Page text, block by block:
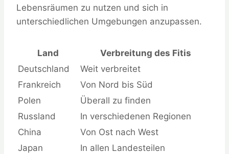
Lebensräumen zu nutzen und sich in
unterschiedlichen Umgebungen anzupassen.
Land
Verbreitung des Fitis
Deutschland
Weit verbreitet
Frankreich
Von Nord bis Süd
Polen
Überall zu finden
Russland
In verschiedenen Regionen
China
Von Ost nach West
Japan
In allen Landesteilen